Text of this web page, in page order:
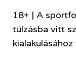
18+ | A
túlzásba vitt